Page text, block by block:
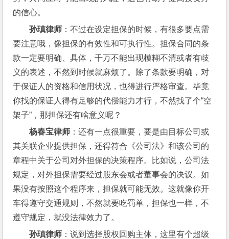
的信心。
孙瑱律师 ：不过在设定担保的时候，有很多要点需
要注意哦，像担保的有效性和可执行性。担保合同的条
款一定要明确、具体，千万不能出现模糊不清或者有歧
义的表述，不然到时候就麻烦了。除了条款要明确，对
于保证人的资格和信用状况，也得进行严格审查。毕竟
你找的保证人得有足够的代偿能力才行，不然找了个“空
架子”，那担保还有啥意义呢？
杨春宝律师 ：还有一点很重要，要是由目标公司或
其关联企业提供担保，还得符合《公司法》和该公司的
章程中关于公司对外担保的决策程序。比如说，公司法
规定，对外担保需要经过股东会或者董事会的决议。如
果没有按照这个程序来，担保就可能无效。这就像你开
车得遵守交通规则，不然就要吃罚单，担保也一样，不
遵守规定，就没法律效力了。
孙瑱律师 ：说到选择股权回购主体，这里有个超级